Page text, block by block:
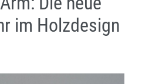
im Holzdesign